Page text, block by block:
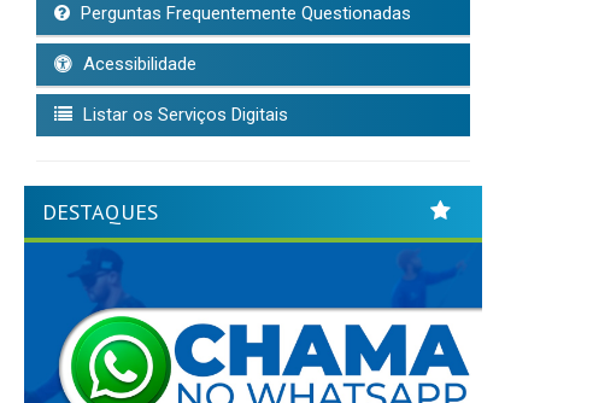
Perguntas Frequentemente Questionadas
Acessibilidade
Listar os Serviços Digitais
DESTAQUES